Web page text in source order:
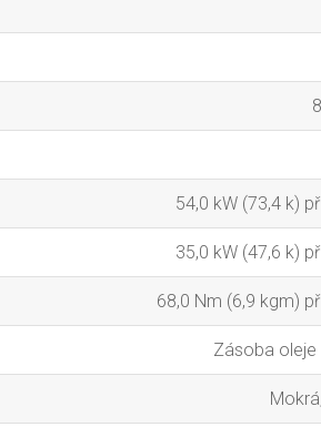
54,0 kW (73,4 k)
35,0 kW (47,6 k)
68,0 Nm (6,9 kgm)
Zásoba oleje